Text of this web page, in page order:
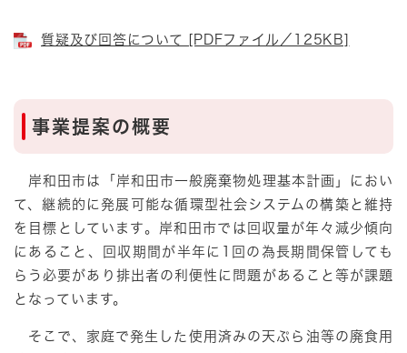
質疑及び回答について [PDFファイル／125KB]
事業提案の概要
岸和田市は「岸和田市一般廃棄物処理基本計画」におい
て、継続的に発展可能な循環型社会システムの構築と維持
を目標としています。岸和田市では回収量が年々減少傾向
にあること、回収期間が半年に1回の為長期間保管しても
らう必要があり排出者の利便性に問題があること等が課題
となっています。
そこで、家庭で発生した使用済みの天ぷら油等の廃食用